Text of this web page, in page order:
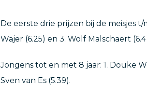
De eerste drie prijzen bij de meisjes t/
Wajer (6.25) en 3. Wolf Malschaert
Jongens tot en met 8 jaar: 1. Douke
Sven van Es (5.39).